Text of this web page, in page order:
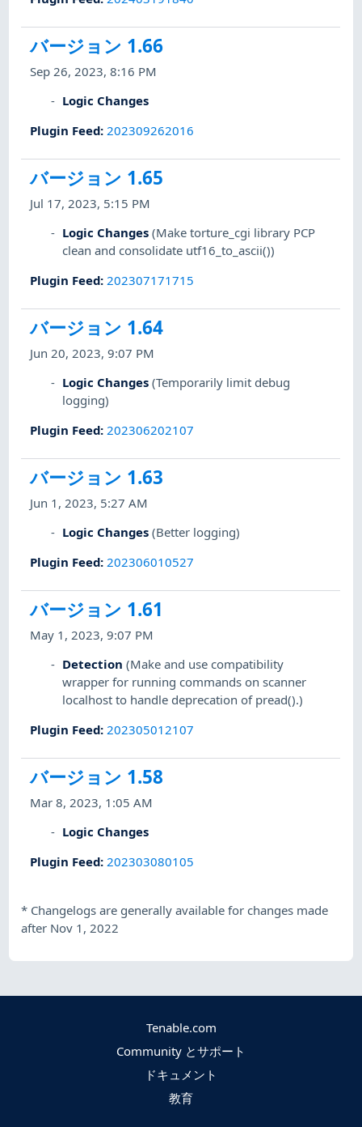
バージョン 1.66
Sep 26, 2023, 8:16 PM
Logic Changes
Plugin Feed: 202309262016
バージョン 1.65
Jul 17, 2023, 5:15 PM
Logic Changes (Make torture_cgi library PCP
clean and consolidate utf16_to_ascii())
Plugin Feed: 202307171715
バージョン 1.64
Jun 20, 2023, 9:07 PM
Logic Changes (Temporarily limit debug
logging)
Plugin Feed: 202306202107
バージョン 1.63
Jun 1, 2023, 5:27 AM
Logic Changes (Better logging)
Plugin Feed: 202306010527
バージョン 1.61
May 1, 2023, 9:07 PM
Detection (Make and use compatibility
wrapper for running commands on scanner
localhost to handle deprecation of pread().)
Plugin Feed: 202305012107
バージョン 1.58
Mar 8, 2023, 1:05 AM
Logic Changes
Plugin Feed: 202303080105
* Changelogs are generally available for changes made
after Nov 1, 2022
Tenable.com
Community とサポート
ドキュメント
教育